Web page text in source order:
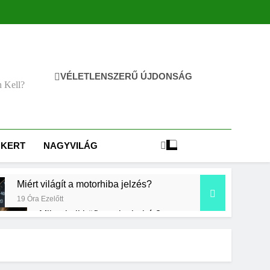
Kell?
VÉLETLENSZERŰ ÚJDONSÁG
KERT NAGYVILÁG
Miért világít a motorhiba jelzés?
19 Óra Ezelőtt
Mikor kell büfiztetni a babát?